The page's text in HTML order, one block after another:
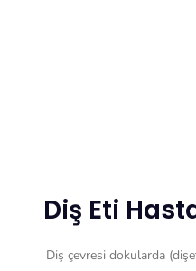
Diş Eti
Diş çevresi dokularda